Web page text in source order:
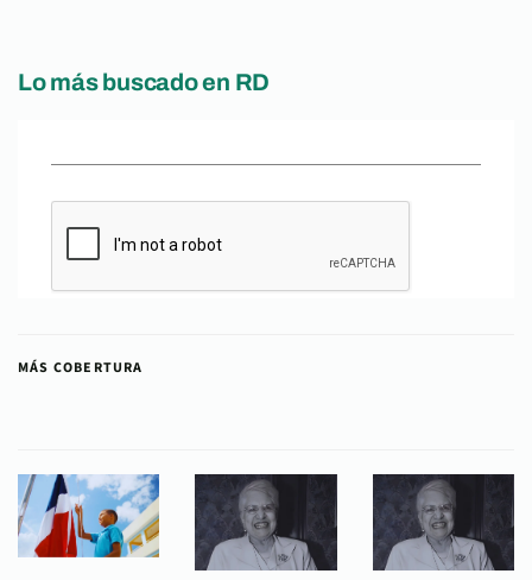
Lo más buscado en RD
MÁS COBERTURA